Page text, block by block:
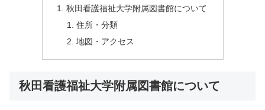
秋田看護福祉大学附属図書館について
住所・分類
地図・アクセス
秋田看護福祉大学附属図書館について